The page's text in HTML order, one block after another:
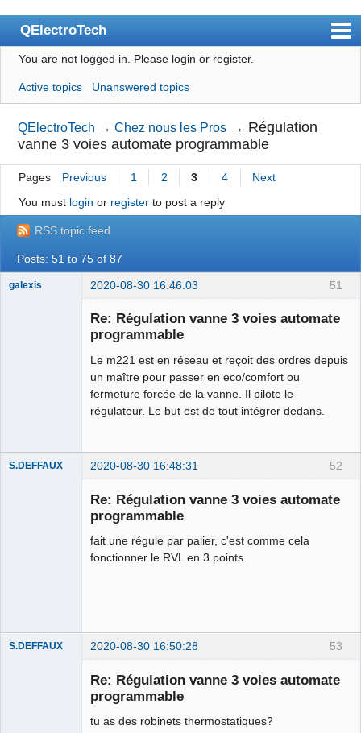
QElectroTech
Index
User list
Search
Register
Login
Site officiel
Wiki
BugTracker
Manual 0.8_cs
Google_Search
You are not logged in. Please login or register.
Active topics Unanswered topics
QElectroTech →Chez nous les Pros → Régulation
vanne 3 voies automate programmable
Pages Previous 1 2 3 4
Next
You must login or registerto post a reply
RSS topic feed
Posts: 51 to 75 of 87
51
galexis 2020-08-30 16:46:03
Re: Régulation vanne 3 voies automate
programmable
Le m221 est en réseau et reçoit des ordres depuis
un maître pour passer en eco/comfort ou
fermeture forcée de la vanne. Il pilote le
régulateur. Le but est de tout intégrer dedans.
52
S.DEFFAUX 2020-08-30 16:48:31
Re: Régulation vanne 3 voies automate
programmable
fait une régule par palier, c'est comme cela
fonctionner le RVL en 3 points.
53
S.DEFFAUX 2020-08-30 16:50:28
Re: Régulation vanne 3 voies automate
programmable
tu as des robinets thermostatiques?